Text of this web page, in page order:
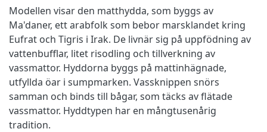
Modellen visar den matthydda, som byggs av
Ma'daner, ett arabfolk som bebor marsklandet kring
Eufrat och Tigris i Irak. De livnär sig på uppfödning av
vattenbufflar, litet risodling och tillverkning av
vassmattor. Hyddorna byggs på mattinhägnade,
utfyllda öar i sumpmarken. Vassknippen snörs
samman och binds till bågar, som täcks av flätade
vassmattor. Hyddtypen har en mångtusenårig
tradition.